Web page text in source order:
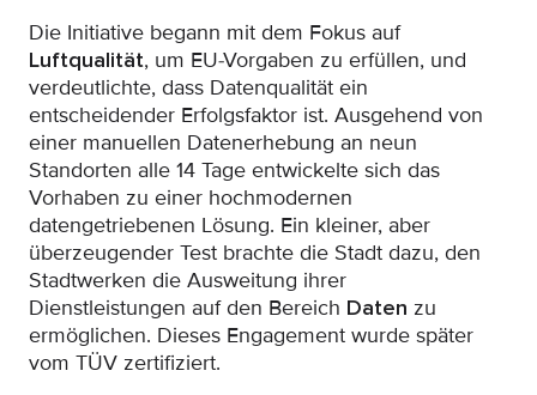
Die Initiative begann mit dem Fokus auf
Luftqualität, um EU-Vorgaben zu erfüllen, und
verdeutlichte, dass Datenqualität ein
entscheidender Erfolgsfaktor ist. Ausgehend von
einer manuellen Datenerhebung an neun
Standorten alle 14 Tage entwickelte sich das
Vorhaben zu einer hochmodernen
datengetriebenen Lösung. Ein kleiner, aber
überzeugender Test brachte die Stadt dazu, den
Stadtwerken die Ausweitung ihrer
Dienstleistungen auf den Bereich Daten zu
ermöglichen. Dieses Engagement wurde später
vom TÜV zertifiziert.